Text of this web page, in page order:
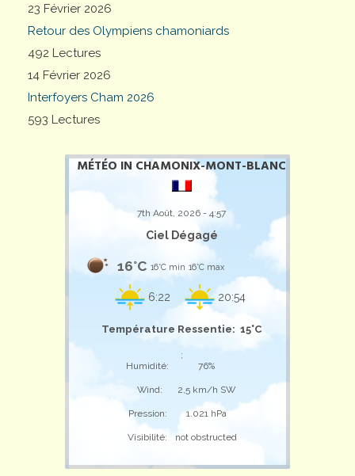
23 Février 2026
Retour des Olympiens chamoniards
492 Lectures
14 Février 2026
Interfoyers Cham 2026
593 Lectures
MÉTÉO IN CHAMONIX-MONT-BLANC
7th Août, 2026 - 4:57
Ciel Dégagé
16°C 16°C min 16°C max
6:22 20:54
Température Ressentie: 15°C
;
Humidité:
76%
Wind: 2,5 km/h SW
Pression: 1.021 hPa
Visibilité: not obstructed